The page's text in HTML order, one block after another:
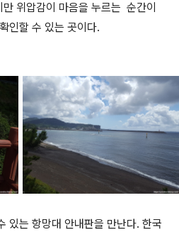
위압감이 마음을 누르는 순간이
인할 수 있는 곳이다.
있는 항망대 안내판을 만난다. 한국